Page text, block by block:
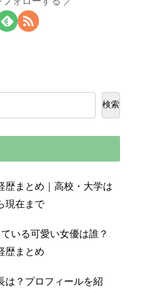
検索
歴まとめ｜高校・大学は
現在まで
いる可愛い女優は誰？
歴まとめ
は？プロフィールを紹